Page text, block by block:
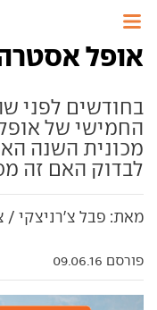
אופל
בחודשים לפני
החמישי של
לבדוק האם זה
מאת: פבל צ'רניצקי /
פורסם 09.06.16